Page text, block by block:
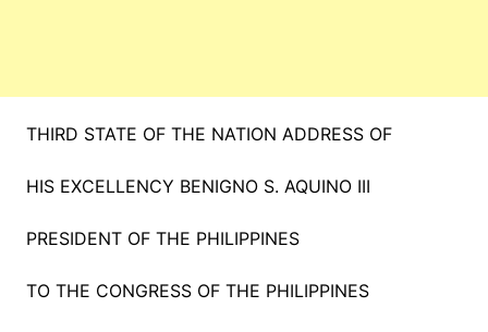
THIRD STATE OF THE NATION ADDRESS OF
HIS EXCELLENCY BENIGNO S. AQUINO III
PRESIDENT OF THE PHILIPPINES
TO THE CONGRESS OF THE PHILIPPINES